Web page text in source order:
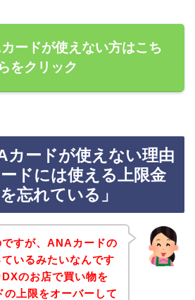
ードが使えない方はこち
らをクリック
カードが使えない理由
ドには使える上限金
忘れている」
すが、ANAカードの
ているみたいなんです
のお店で買い物を
上限をオーバーして